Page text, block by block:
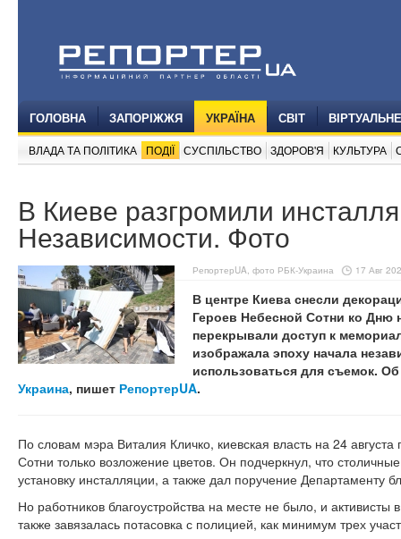
ГОЛОВНА ЗАПОРІЖЖЯ УКРАЇНА СВІТ
ВЛАДА ТА ПОЛІТИКА ПОДІЇ СУСПІЛЬСТВО ЗДОРОВ'Я КУЛЬТУРА
В Киеве разгромили
Независимости. Фото
РепортерUA, фото РБК-Украина 17 Авг
В центре Киева снесли
Героев Небесной Сотни ко Дню
перекрывали доступ к
изображала эпоху начала
использоваться для съемок.
Украина, пишет РепортерUA.
По словам мэра Виталия Кличко, киевская власть на 24
Сотни только возложение цветов. Он подчеркнул, что
установку инсталляции, а также дал поручение Департаменту
Но работников благоустройства на месте не было, и
также завязалась потасовка с полицией, как минимум трех